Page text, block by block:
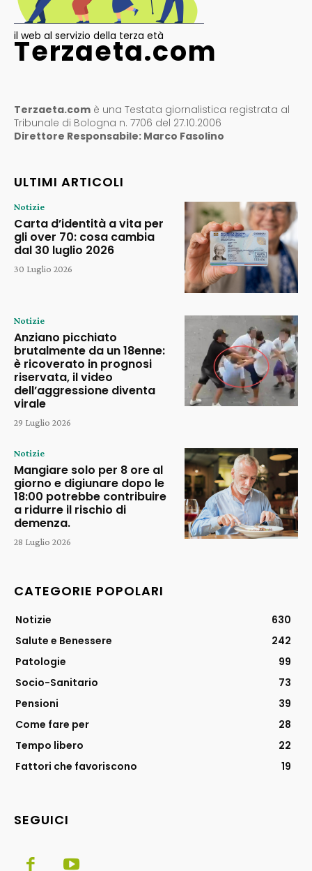
il web al servizio della terza età
Terzaeta.com
Terzaeta.com è una Testata giornalistica registrata al
Tribunale di Bologna n. 7706 del 27.10.2006
Direttore Responsabile: Marco Fasolino
ULTIMI ARTICOLI
Notizie
Carta d’identità a vita per
gli over 70: cosa cambia
dal 30 luglio 2026
30 Luglio 2026
Notizie
Anziano picchiato
brutalmente da un 18enne:
è ricoverato in prognosi
riservata, il video
dell’aggressione diventa
virale
29 Luglio 2026
Notizie
Mangiare solo per 8 ore al
giorno e digiunare dopo le
18:00 potrebbe contribuire
a ridurre il rischio di
demenza.
28 Luglio 2026
CATEGORIE POPOLARI
Notizie
630
Salute e Benessere
242
Patologie
99
Socio-Sanitario
73
Pensioni
39
Come fare per
28
Tempo libero
22
Fattori che favoriscono
19
SEGUICI